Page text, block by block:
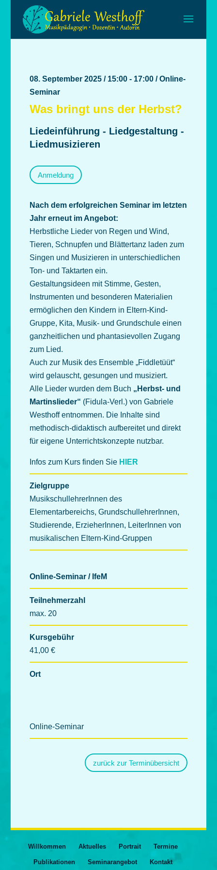
08. September 2025 / 15:00 - 17:00 / Online-
Seminar
Was bringt uns der Herbst?
Liedeinführung - Liedgestaltung -
Liedmusizieren
Anmeldung
Nach dem erfolgreichen Seminar im letzten
Jahr erneut im Angebot:
Herbstliche Lieder von Regen und Wind,
Tieren, Schnupfen und Blättertanz laden zum
Singen und Musizieren in unterschiedlichen
Ton- und Taktarten ein.
Gestaltungsideen mit Stimme, Gesten,
Instrumenten und besonderen Materialien
ermöglichen den Kindern in Eltern-Kind-
Gruppe, Kita, Musik- und Grundschule einen
ganzheitlichen und phantasievollen Zugang
zum Lied.
Auch zur Musik des Ensemble „Fiddletüüt“
wird gelauscht, gesungen und musiziert.
Alle Lieder wurden dem Buch „Herbst- und
Martinslieder“ (Fidula-Verl.) von Gabriele
Westhoff entnommen. Die Inhalte sind
methodisch-didaktisch aufbereitet und direkt
für eigene Unterrichtskonzepte nutzbar.
Infos zum Kurs finden Sie HIER
Zielgruppe
MusikschullehrerInnen des
Elementarbereichs, GrundschullehrerInnen,
Studierende, ErzieherInnen, LeiterInnen von
musikalischen Eltern-Kind-Gruppen
Online-Seminar / IfeM
Teilnehmerzahl
max. 20
Kursgebühr
41,00 €
Ort
Online-Seminar
zurück zur Terminübersicht
Willkommen Aktuelles Portrait Termine
Publikationen Seminarangebot Kontakt